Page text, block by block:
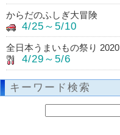
からだのふしぎ大冒険
4/25～5/10
全日本うまいもの祭り 2020
4/29～5/6
キーワード検索